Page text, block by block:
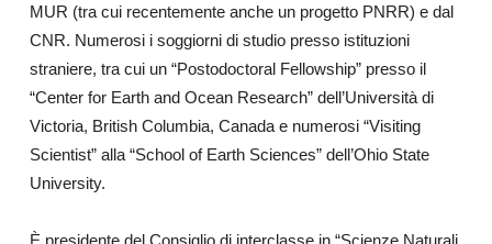
MUR (tra cui recentemente anche un progetto PNRR) e dal
CNR. Numerosi i soggiorni di studio presso istituzioni
straniere, tra cui un “Postodoctoral Fellowship” presso il
“Center for Earth and Ocean Research” dell’Università di
Victoria, British Columbia, Canada e numerosi “Visiting
Scientist” alla “School of Earth Sciences” dell’Ohio State
University.
È presidente del Consiglio di interclasse in “Scienze Naturali